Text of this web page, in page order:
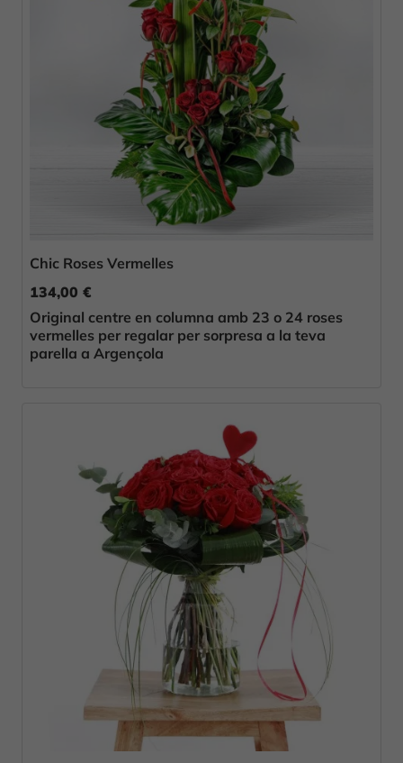
Chic Roses Vermelles
134,00 €
Original centre en columna amb 23 o 24 roses
vermelles per regalar per sorpresa a la teva
parella a Argençola